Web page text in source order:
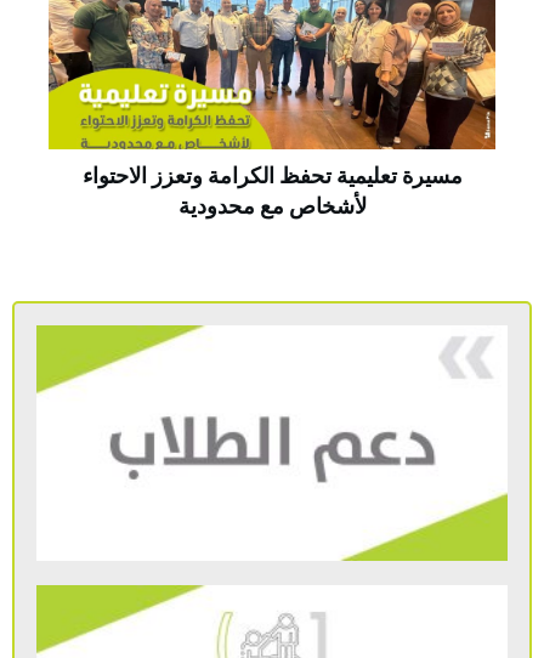
مسيرة تعليمية تحفظ الكرامة وتعزز الاحتواء
لأشخاص مع محدودية